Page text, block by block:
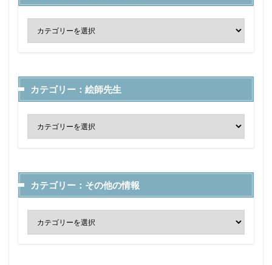
カテゴリー：絵師先生
カテゴリー：その他の情報